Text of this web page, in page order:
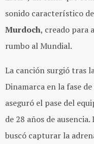
sonido característico
Murdoch, creado para
rumbo al Mundial.
La canción surgió tras
Dinamarca en la fase
aseguró el pase del
de 28 años de
buscó capturar la